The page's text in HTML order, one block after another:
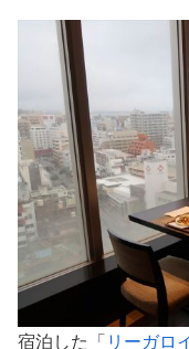
宿泊した「 リーガロ